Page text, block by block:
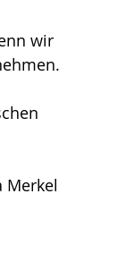
wir
Merkel